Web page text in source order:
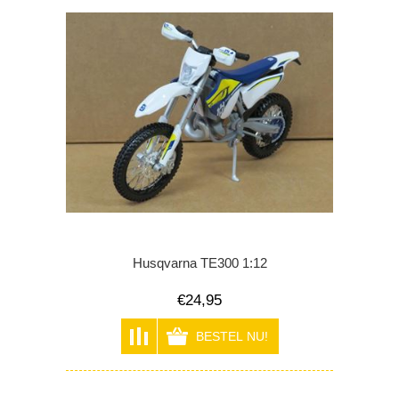
Husqvarna TE300 1:12
€24,95